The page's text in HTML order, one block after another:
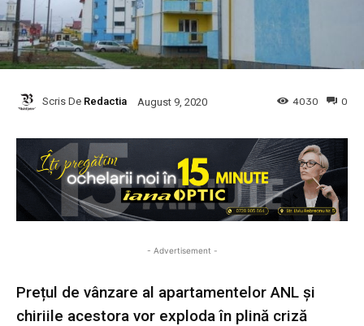
Scris De Redactia August 9, 2020 0
4030
- Advertisement -
Prețul de vânzare al apartamentelor ANL și
chiriile acestora vor exploda în plină criză